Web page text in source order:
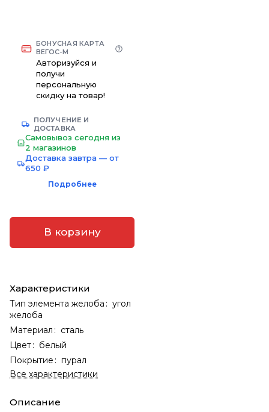
БОНУСНАЯ КАРТА
ВЕГОС-М
Авторизуйся и
получи
персональную
скидку на товар!
ПОЛУЧЕНИЕ И
ДОСТАВКА
Самовывоз сегодня из
2 магазинов
Доставка завтра — от
650 ₽
Подробнее
В корзину
Характеристики
Тип элемента желоба : угол
желоба
Материал : сталь
Цвет: белый
Покрытие : пурал
Все характеристики
Описание